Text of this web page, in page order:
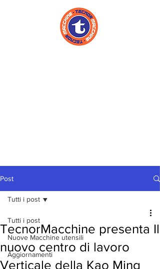
Post
Tutti i post
Nuove Macchine utensili
Aggiornamenti
Tutti i post
TecnorMacchine presenta Il
nuovo centro di lavoro
Verticale della Kao Ming